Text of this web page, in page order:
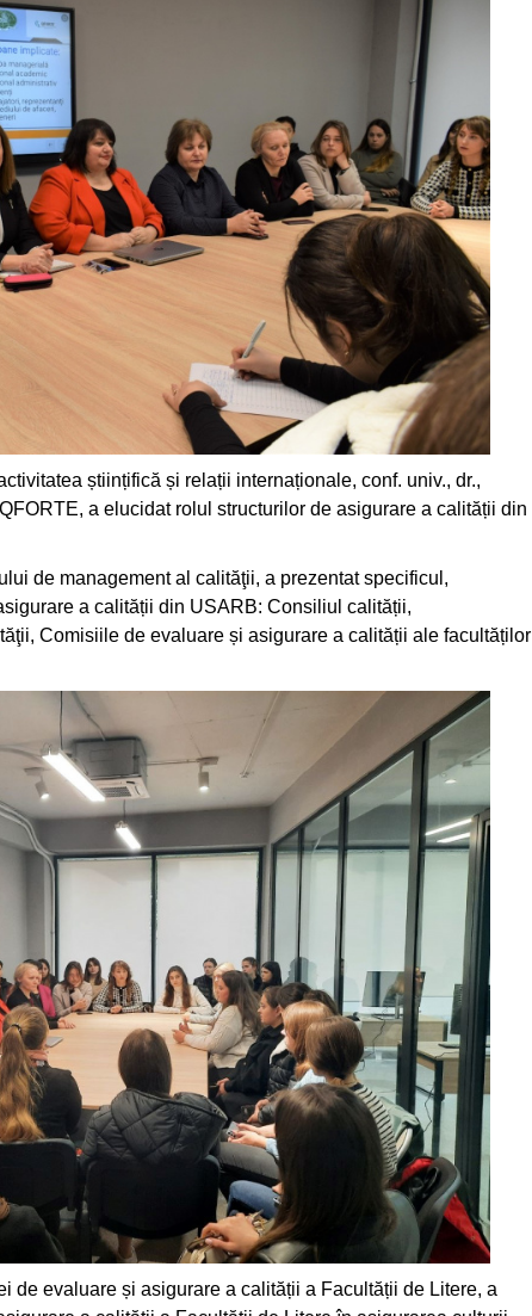
științifică și relații internaționale, conf. univ., dr.,
a elucidat rolul structurilor de asigurare a calității din
de management al calităţii, a prezentat specificul,
a calității din USARB: Consiliul calității,
Comisiile de evaluare și asigurare a calității ale facultăților
de evaluare și asigurare a calității a Facultății de Litere, a